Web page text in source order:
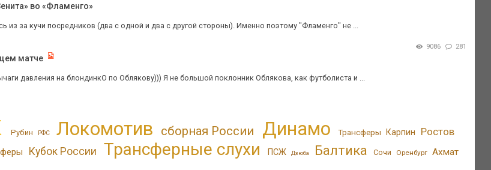
во «Фламенго»
из за кучи посредников (два с одной и два с другой стороны). Именно поэтому "Фламенго" не ...
9086 281
матче
давления на блондинкО по Облякову))) Я не большой поклонник Облякова, как футболиста и ...
Рубин РФС Локомотив сборная России Динамо Трансферы Карпин Ростов
Кубок России Трансферные слухи ПСЖ Дзюба Балтика Сочи Оренбург Ахмат